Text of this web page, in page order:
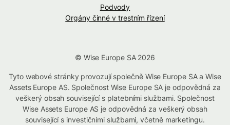
Podvody
Orgány činné v trestním řízení
© Wise Europe SA 2026
Tyto webové stránky provozují společně Wise Europe SA a Wise
Assets Europe AS. Společnost Wise Europe SA je odpovědná za
veškerý obsah související s platebními službami. Společnost
Wise Assets Europe AS je odpovědná za veškerý obsah
související s investičními službami, včetně marketingu.